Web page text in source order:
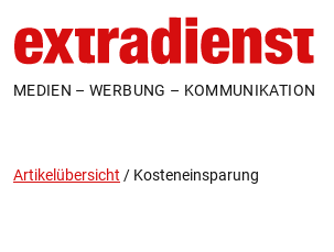
MEDIEN – WERBUNG – KOMMUNIKATION
Artikelübersicht / Kosteneinsparung